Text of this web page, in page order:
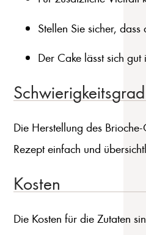
Stellen Sie sicher,
Der Cake lässt sich
Schwierigkeitsgrad
Die Herstellung des
Rezept einfach und
Kosten
Die Kosten für die Zutaten